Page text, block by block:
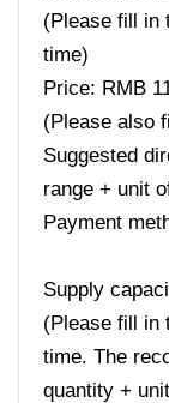
(Please fill in
time)
Price: RMB
(Please also
Suggested
range + unit
Payment
Supply
(Please fill in
time. The
quantity +